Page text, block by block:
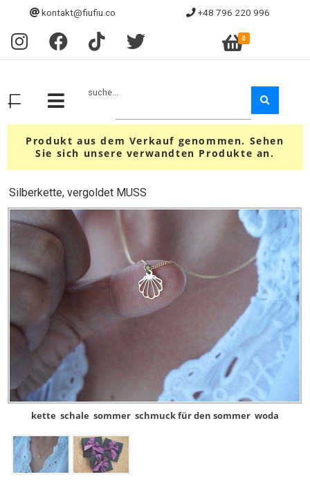
kontakt@fiufiu.co +48 796 220 996
0
suche...
Produkt aus dem Verkauf genommen. Sehen
Sie sich unsere verwandten Produkte an.
Silberkette, vergoldet MUSS
kette schale sommer schmuck für den sommer woda